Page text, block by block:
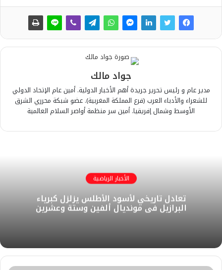
جواد مالك
مدير عام و رئيس تحرير جريدة أهم الأخبار الدولية. أمين عام الإتحاد الدولي
للشعراء والأدباء العرب (فرع المملكة المغربية). عضو شبكة محرري الشرق
الأوسط وشمال إفريقيا. أمين سر منظمة أواصر السلام العالمية
الأخبار الرياضية
تعادل تاريخي لأسود الأطلس يزلزل كبرياء
البرازيل في مونديال ألفين وستة وعشرين